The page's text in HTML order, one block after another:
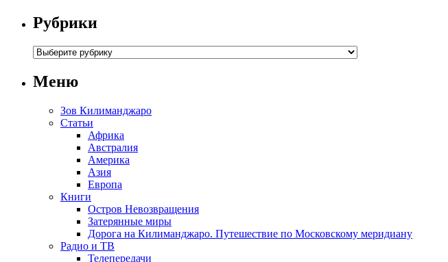
Рубрики
Меню
Зов Килиманджаро
Статьи
Африка
Австралия
Америка
Азия
Европа
Книги
Остров Невозвращения
Затерянные миры
Дорога на Килиманджаро. Путешествие по Московскому меридиану
Радио и ТВ
Телепередачи